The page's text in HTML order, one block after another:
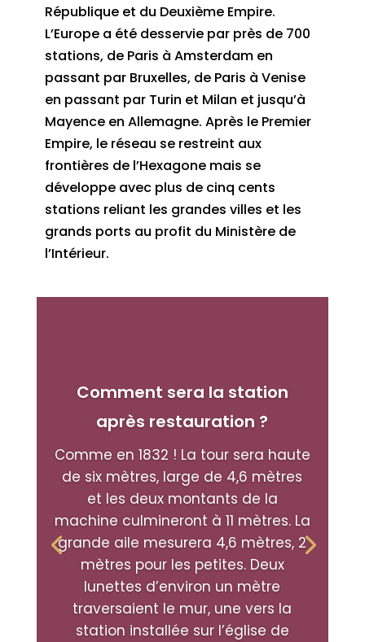
République et du Deuxième Empire.
L’Europe a été desservie par près de 700
stations, de Paris à Amsterdam en
passant par Bruxelles, de Paris à Venise
en passant par Turin et Milan et jusqu’à
Mayence en Allemagne. Après le Premier
Empire, le réseau se restreint aux
frontières de l’Hexagone mais se
développe avec plus de cinq cents
stations reliant les grandes villes et les
grands ports au profit du Ministère de
l’Intérieur.
Comment sera la station
après restauration ?
Comme en 1832 ! La tour sera haute
de six mètres, large de 4,6 mètres
et les deux montants de la
machine culmineront à 11 mètres. La
grande aile mesurera 4,6 mètres, 2
mètres pour les petites. Deux
lunettes d’environ un mètre
traversaient le mur, une vers la
station installée sur l’église de